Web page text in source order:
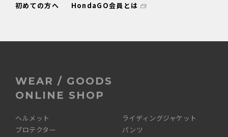
初めての方へ
HondaGO会員とは
WEAR / GOODS
ONLINE SHOP
ヘルメット
ライディングジャケット
プロテクター
パンツ